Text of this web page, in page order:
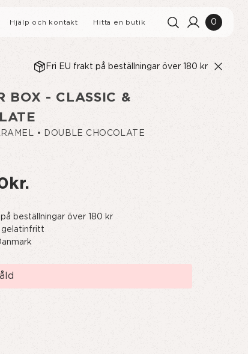
MED
Hjälp och kontakt Hitta en butik 0
Fri EU frakt på beställningar över 180 kr
Sökresultat
BOX - CLASSIC &
• DOUBLE CHOCOLATE
beställningar över 180 kr
gelatinfritt